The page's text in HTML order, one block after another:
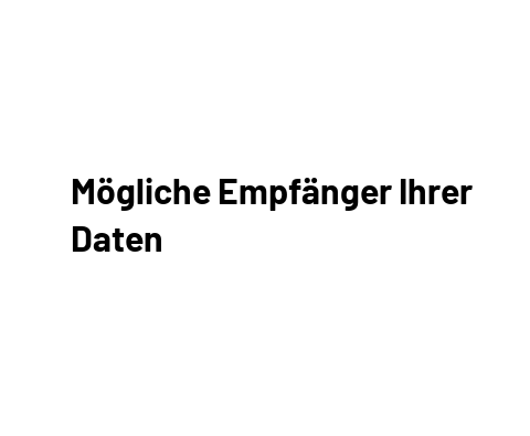
Mögliche Empfänger Ihrer
Daten